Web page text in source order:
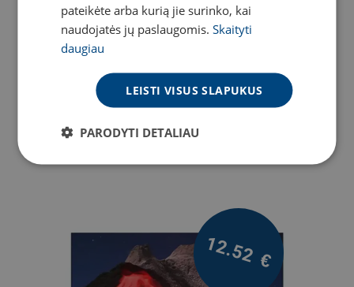
Televizorius Samsung
QE50Q8FAA/VE
IŠPARDUOTA
/mėn. be PVM
12.52 €
pateikėte arba kurią jie surinko, kai
naudojatės jų paslaugomis. Skaityti
daugiau
LEISTI VISUS SLAPUKUS
PARODYTI DETALIAU